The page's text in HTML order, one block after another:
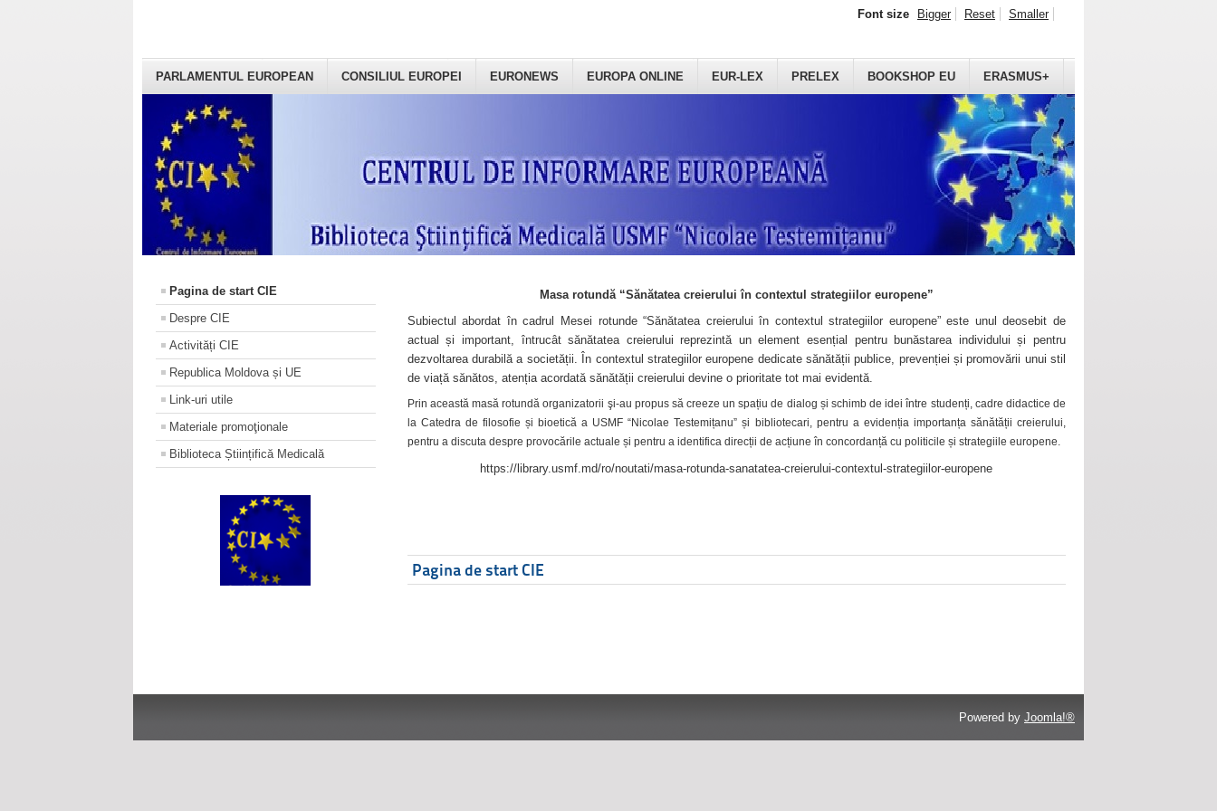
PARLAMENTUL EUROPEAN CONSILIUL EUROPEI EURONEWS EUROPA ONLINE EUR-LEX PRELEX BOOKSHOP EU ERASMUS+
Font size Bigger Reset Smaller
Pagina de start CIE
Despre CIE
Activități CIE
Republica Moldova și UE
Link-uri utile
Materiale promoţionale
Biblioteca Științifică Medicală
Masa rotundă “Sănătatea creierului în contextul strategiilor europene”
Subiectul abordat în cadrul Mesei rotunde “Sănătatea creierului în contextul strategiilor europene” este unul deosebit de
actual și important, întrucât sănătatea creierului reprezintă un element esențial pentru bunăstarea individului și pentru
dezvoltarea durabilă a societății. În contextul strategiilor europene dedicate sănătății publice, prevenției și promovării unui stil
de viață sănătos, atenția acordată sănătății creierului devine o prioritate tot mai evidentă.
Prin această masă rotundă organizatorii şi-au propus să creeze un spațiu de dialog și schimb de idei între studenți, cadre didactice de
la Catedra de filosofie și bioetică a USMF “Nicolae Testemițanu” și bibliotecari, pentru a evidenția importanța sănătății creierului,
pentru a discuta despre provocările actuale și pentru a identifica direcții de acțiune în concordanță cu politicile și strategiile europene.
https://library.usmf.md/ro/noutati/masa-rotunda-sanatatea-creierului-contextul-strategiilor-europene
Pagina de start CIE
Powered by Joomla!®